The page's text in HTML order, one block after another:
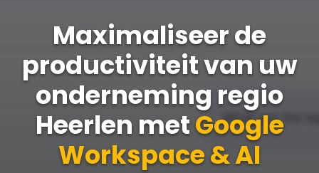
Maximaliseer de
productiviteit van uw
onderneming regio
Heerlen metGoogle
Workspace & AI